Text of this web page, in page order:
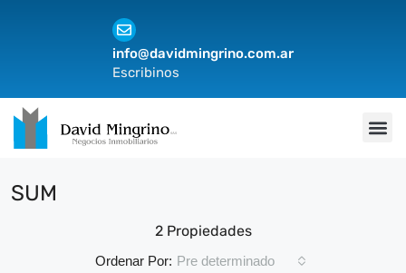
info@davidmingrino.com.ar
Escribinos
SUM
2 Propiedades
Ordenar Por: Pre determinado